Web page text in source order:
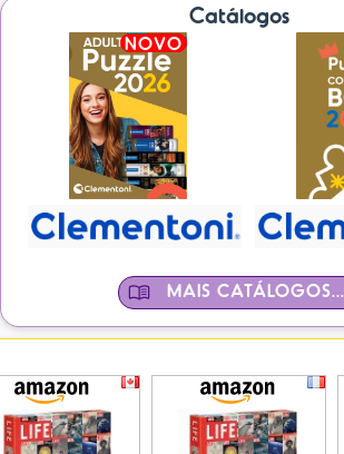
Catálogos
NOVO
MAIS CATÁLOGOS...